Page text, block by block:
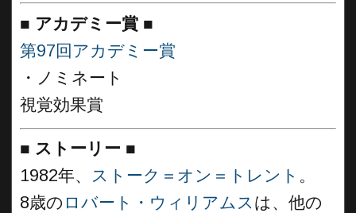
■ アカデミー賞 ■
第97回アカデミー賞
・ノミネート
視覚効果賞
■ ストーリー ■
1982年、 ストーク＝オン＝トレント 。
8歳の ロバート・ウィリアムスは、他の